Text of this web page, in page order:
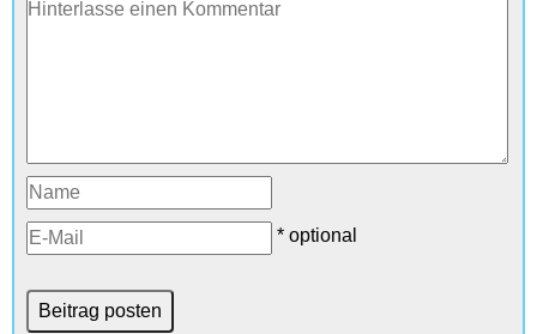
* optional